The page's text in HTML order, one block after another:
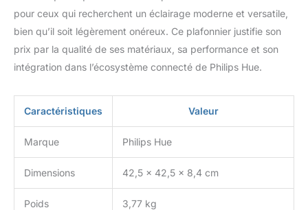
pour ceux qui recherchent un éclairage moderne et versatile,
bien qu’il soit légèrement onéreux. Ce plafonnier justifie son
prix par la qualité de ses matériaux, sa performance et son
intégration dans l’écosystème connecté de Philips Hue.
Caractéristiques Valeur
Marque Philips Hue
Dimensions 42,5 x 42,5 x 8,4 cm
Poids 3,77 kg